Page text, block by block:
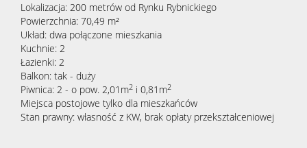
Lokalizacja: 200 metrów od Rynku Rybnickiego
Powierzchnia: 70,49 m²
Układ: dwa połączone mieszkania
Kuchnie: 2
Łazienki: 2
Balkon: tak - duży
Piwnica: 2 - o pow. 2,01m2 i 0,81m2
Miejsca postojowe tylko dla mieszkańców
Stan prawny: własność z KW, brak opłaty przekształceniowej